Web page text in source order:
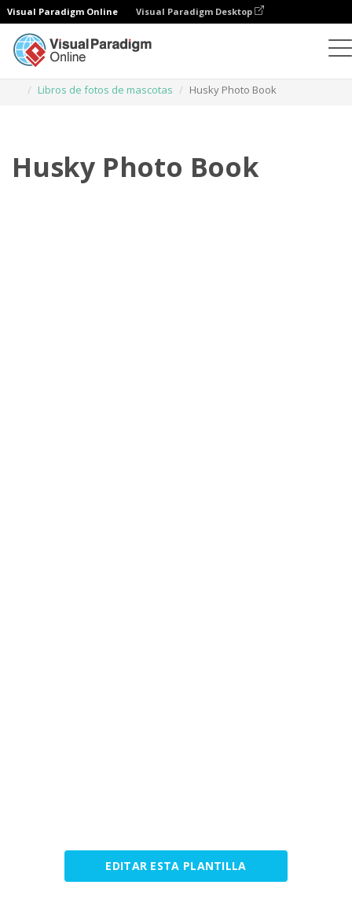
Visual Paradigm Online Visual Paradigm Desktop
Libros de fotos de mascotas
Husky Photo Book
Husky Photo Book
EDITAR ESTA PLANTILLA